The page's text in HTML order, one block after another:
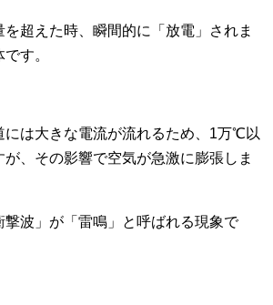
超えた時、瞬間的に「放電」されま
す。
には大きな電流が流れるため、1万℃以
が、その影響で空気が急激に膨張しま
撃波」が「雷鳴」と呼ばれる現象で